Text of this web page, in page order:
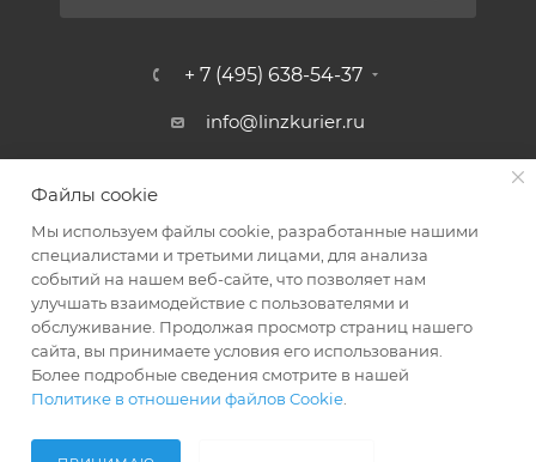
+ 7 (495) 638-54-37
info@linzkurier.ru
2008 - 2026 © Интернет магазин Линз Курьер
Файлы cookie
Мы используем файлы cookie, разработанные нашими
специалистами и третьими лицами, для анализа
событий на нашем веб-сайте, что позволяет нам
улучшать взаимодействие с пользователями и
обслуживание. Продолжая просмотр страниц нашего
сайта, вы принимаете условия его использования.
Более подробные сведения смотрите в нашей
Политике в отношении файлов Cookie